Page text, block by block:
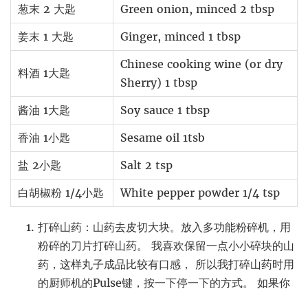
葱末 2 大匙
Green onion, minced 2 tbsp
姜末 1 大匙
Ginger, minced 1 tbsp
料酒 1大匙
Chinese cooking wine (or dry
Sherry) 1 tbsp
酱油 1大匙
Soy sauce 1 tbsp
香油 1小匙
Sesame oil 1tsb
盐 2小匙
Salt 2 tsp
白胡椒粉 1/4小匙
White pepper powder 1/4 tsp
打碎山药：山药去皮切大块。放入多功能粉碎机，用
粉碎的刀片打碎山药。 我喜欢保留一点小小碎块的山
药，这样丸子成品比较有口感， 所以我打碎山药时用
的厨师机的Pulse键，按一下停一下的方式。 如果你